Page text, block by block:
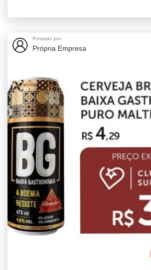
Postado por
Própria Empresa